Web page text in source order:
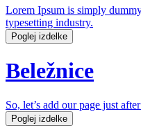
Lorem Ipsum is simply
typesetting industry.
Poglej izdelke
Beležnice
So, let’s add our page just
Poglej izdelke